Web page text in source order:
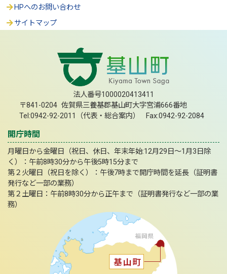
HPへのお問い合わせ
サイトマップ
法人番号1000020413411
〒841-0204 佐賀県三養基郡基山町大字宮浦666番地
Tel:0942-92-2011（代表・総合案内） Fax:0942-92-2084
開庁時間
月曜日から金曜日（祝日、休日、年末年始:12月29日～1月3日除
く）：午前8時30分から午後5時15分まで
第２火曜日（祝日を除く）：午後7時まで開庁時間を延長（証明書
発行など一部の業務）
第２土曜日：午前8時30分から正午まで（証明書発行など一部の業
務）